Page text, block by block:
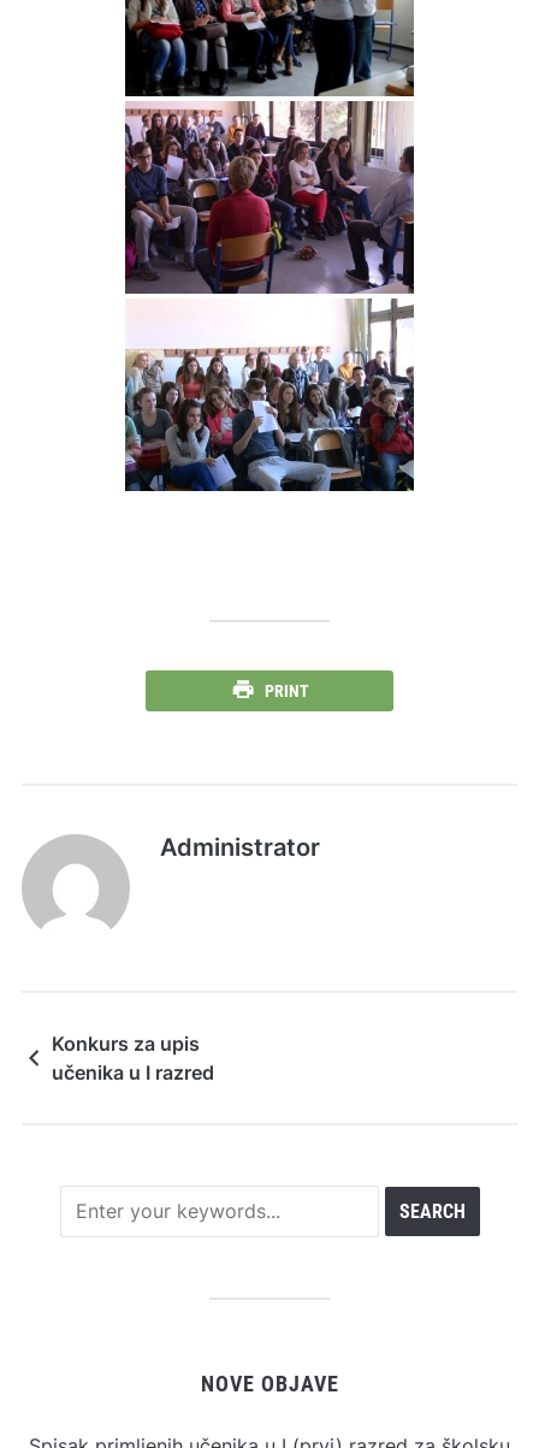
PRINT
Administrator
Konkurs za upis
učenika u I razred
NOVE OBJAVE